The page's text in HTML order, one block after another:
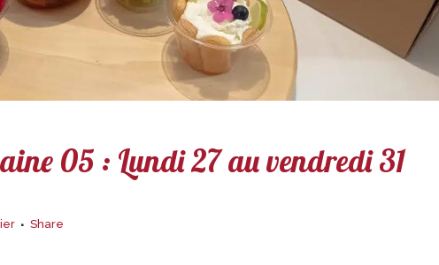
05 : Lundi 27 au vendredi 31
Share